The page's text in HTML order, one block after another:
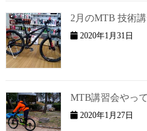
2月のMTB 技術
2020年1月31日
MTB講習会やっ
2020年1月27日